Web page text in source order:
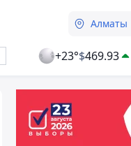
Алматы
+23°$469.93